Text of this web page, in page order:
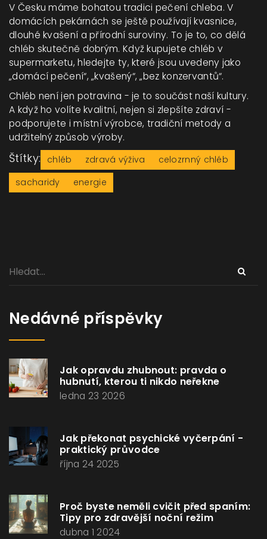
V Česku máme bohatou tradici pečení chleba. V
domácích pekárnách se ještě používají kvasnice,
dlouhé kvašení a přírodní suroviny. To je to, co dělá
chléb skutečně dobrým. Když kupujete chléb v
supermarketu, hledejte ty, které jsou uvedeny jako
„domácí pečení“, „kvašený“, „bez konzervantů“.
Chléb není jen potravina - je to součást naší kultury.
A když ho volíte kvalitní, nejen si zlepšíte zdraví -
podporujete i místní výrobce, tradiční metody a
udržitelný způsob výroby.
Štítky: chléb zdravá výživa
celozrnný chléb
sacharidy
energie
Nedávné příspěvky
Jak opravdu zhubnout: pravda o
hubnutí, kterou ti nikdo neřekne
ledna 23 2026
Jak překonat psychické vyčerpání -
praktický průvodce
října 24 2025
Proč byste neměli cvičit před spaním:
Tipy pro zdravější noční režim
dubna 1 2024